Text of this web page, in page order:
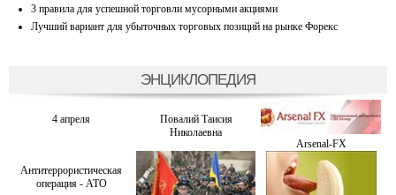
3 правила для успешной торговли мусорными акциями
Лучший вариант для убыточных торговых позиций на рынке Форекс
ЭНЦИКЛОПЕДИЯ
4 апреля
Повалий Таисия
Николаевна
Arsenal-FX
Антитеррористическая
операция - АТО